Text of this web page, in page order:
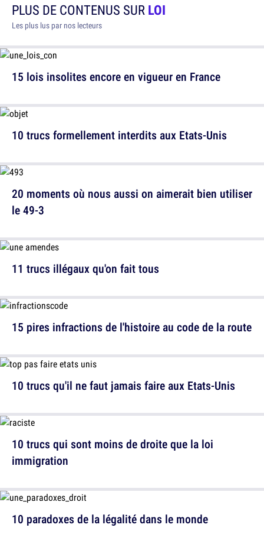
PLUS DE CONTENUS SURLOI
Les plus lus par nos lecteurs
15 lois insolites encore en vigueur en France
20 moments où nous aussi on aimerait bien utiliser
le 49-3
15 pires infractions de l'histoire au code de la route
10 trucs qui sont moins de droite que la loi
immigration
10 trucs formellement interdits aux Etats-Unis
11 trucs illégaux qu'on fait tous
10 trucs qu'il ne faut jamais faire aux Etats-Unis
10 paradoxes de la légalité dans le monde